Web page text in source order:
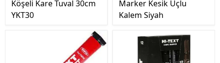
Köşeli Kare Tuval 30cm
YKT30
Marker Kesik Uçlu
Kalem Siyah